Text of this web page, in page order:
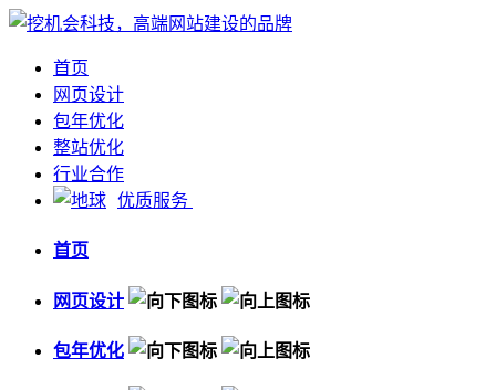
首页
网页设计
包年优化
整站优化
行业合作
优质服务
首页
网页设计
包年优化